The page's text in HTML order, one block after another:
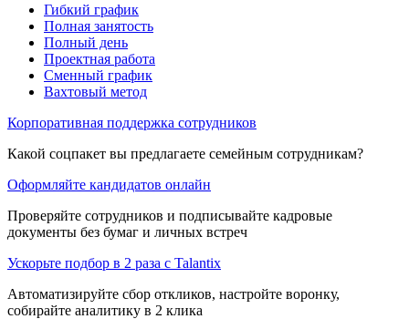
Гибкий график
Полная занятость
Полный день
Проектная работа
Сменный график
Вахтовый метод
Корпоративная поддержка сотрудников
Какой соцпакет вы предлагаете семейным сотрудникам?
Оформляйте кандидатов онлайн
Проверяйте сотрудников и подписывайте кадровые
документы без бумаг и личных встреч
Ускорьте подбор в 2 раза с Talantix
Автоматизируйте сбор откликов, настройте воронку,
собирайте аналитику в 2 клика